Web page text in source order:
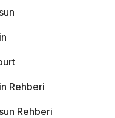
Rehberi
Rehberi